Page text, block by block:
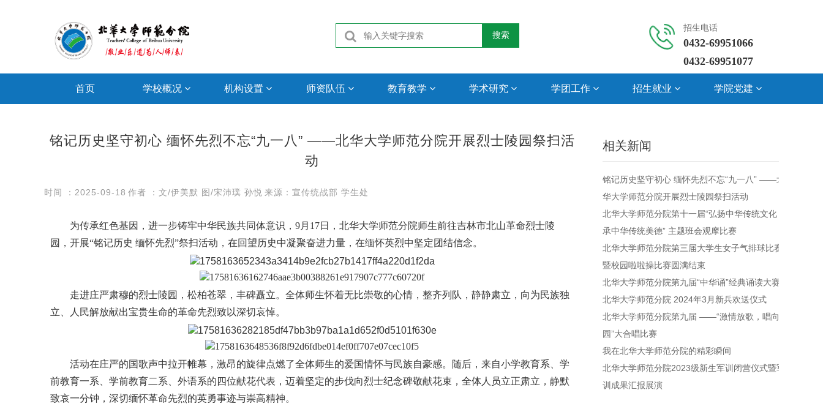
搜索
首页 学校概况 机构设置 师资队伍 教育教学 学术研究 学团工作 招生就业 学院党建
招生电话
0432-69951066
0432-69951077
铭记历史坚守初心 缅怀先烈不忘“九一八” ——北华大学师范分院开展烈士陵园祭扫活
动
时间 ：2025-09-18 作者 ：文/伊美默 图/宋沛璞 孙悦 来源：宣传统战部 学生处
为传承红色基因，进一步铸牢中华民族共同体意识，9月17日，北华大学师范分院师生前往吉林市北山革命烈士陵
园，开展“铭记历史 缅怀先烈”祭扫活动，在回望历史中凝聚奋进力量，在缅怀英烈中坚定团结信念。
走进庄严肃穆的烈士陵园，松柏苍翠，丰碑矗立。全体师生怀着无比崇敬的心情，整齐列队，静静肃立，向为民族独
立、人民解放献出宝贵生命的革命先烈致以深切哀悼。
活动在庄严的国歌声中拉开帷幕，激昂的旋律点燃了全体师生的爱国情怀与民族自豪感。随后，来自小学教育系、学
前教育一系、学前教育二系、外语系的四位献花代表，迈着坚定的步伐向烈士纪念碑敬献花束，全体人员立正肃立，静默
致哀一分钟，深切缅怀革命先烈的英勇事迹与崇高精神。
相关新闻
铭记历史坚守初心 缅怀先烈不忘“九一八” ——北
华大学师范分院开展烈士陵园祭扫活动
北华大学师范分院第十一届“弘扬中华传统文化 传
承中华传统美德” 主题班会观摩比赛
北华大学师范分院第三届大学生女子气排球比赛
暨校园啦啦操比赛圆满结束
北华大学师范分院第九届“中华诵”经典诵读大赛
北华大学师范分院 2024年3月新兵欢送仪式
北华大学师范分院第九届 ——“激情放歌，唱向校
园”大合唱比赛
我在北华大学师范分院的精彩瞬间
北华大学师范分院2023级新生军训闭营仪式暨军
训成果汇报展演